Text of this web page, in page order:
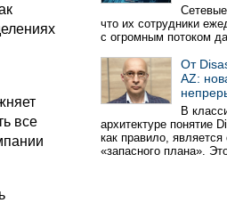
все
что их сотрудники
с огромным потоком
От
AZ:
В
архитектуре понятие
как правило,
«запасного плана».